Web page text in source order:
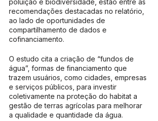
poluição e biodiversidade, estão entre as
recomendações destacadas no relatório,
ao lado de oportunidades de
compartilhamento de dados e
cofinanciamento.
O estudo cita a criação de “fundos de
água”, formas de financiamento que
trazem usuários, como cidades, empresas
e serviços públicos, para investir
coletivamente na proteção do habitat a
gestão de terras agrícolas para melhorar
a qualidade e quantidade da água.